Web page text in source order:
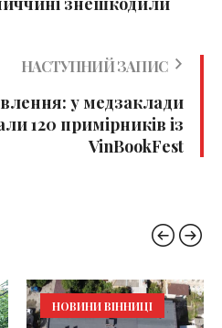
НАСТУПНИЙ ЗАПИС
у медзаклади
120 примірників із
VinBookFest
НОВИНИ ВІННИЦІ